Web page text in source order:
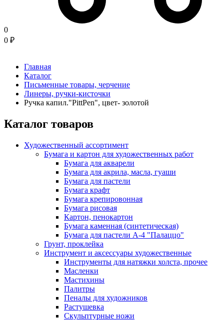
0
0 ₽
Главная
Каталог
Письменные товары, черчение
Линеры, ручки-кисточки
Ручка капил."PittPen", цвет- золотой
Каталог товаров
Художественный ассортимент
Бумага и картон для художественных работ
Бумага для акварели
Бумага для акрила, масла, гуаши
Бумага для пастели
Бумага крафт
Бумага крепировонная
Бумага рисовая
Картон, пенокартон
Бумага каменная (синтетическая)
Бумага для пастели А-4 "Палаццо"
Грунт, проклейка
Инструмент и аксессуары художественные
Инструменты для натяжки холста, прочее
Масленки
Мастихины
Палитры
Пеналы для художников
Растушевка
Скульптурные ножи